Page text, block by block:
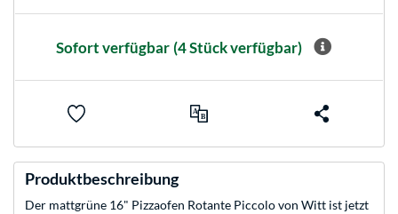
Sofort verfügbar (4 Stück verfügbar)
Produktbeschreibung
Der mattgrüne 16" Pizzaofen Rotante Piccolo von Witt ist jetzt